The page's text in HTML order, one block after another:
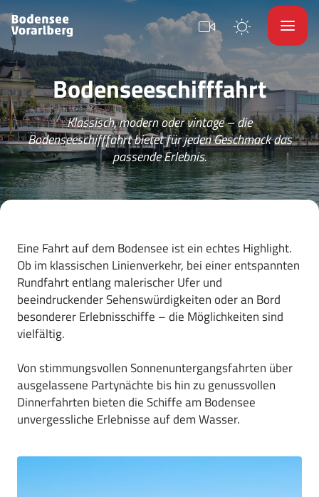
Bodenseeschifffahrt
Klassisch, modern oder vintage – die
Bodenseeschifffahrt bietet für jeden Geschmack das
passende Erlebnis.
Eine Fahrt auf dem Bodensee ist ein echtes Highlight.
Ob im klassischen Linienverkehr, bei einer entspannten
Rundfahrt entlang malerischer Ufer und
beeindruckender Sehenswürdigkeiten oder an Bord
besonderer Erlebnisschiffe – die Möglichkeiten sind
vielfältig.
Von stimmungsvollen Sonnenuntergangsfahrten über
ausgelassene Partynächte bis hin zu genussvollen
Dinnerfahrten bieten die Schiffe am Bodensee
unvergessliche Erlebnisse auf dem Wasser.